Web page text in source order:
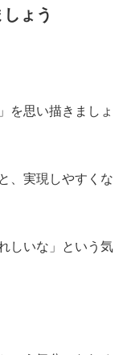
ょう
を思い描きましょ
、実現しやすくな
しいな」という気